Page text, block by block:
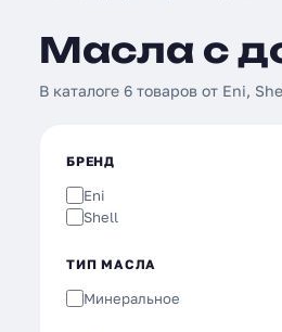
Масла с
В каталоге 6 товаров от Eni,
БРЕНД
Eni
Shell
ТИП МАСЛА
Минеральное